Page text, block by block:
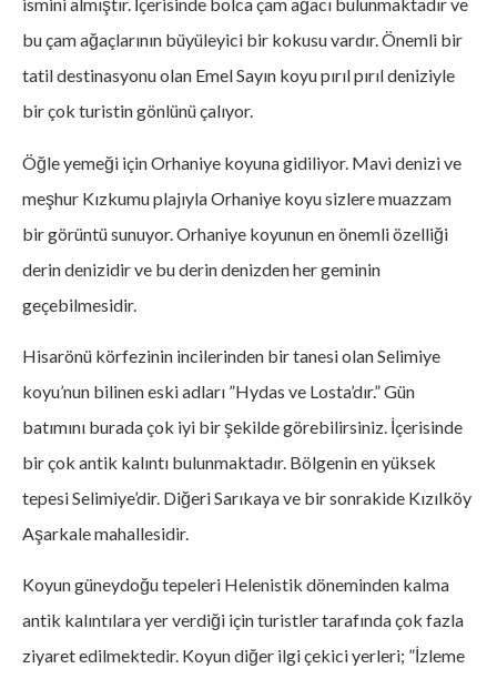
bu çam ağaçlarının büyüleyici bir kokusu vardır. Önemli bir
tatil destinasyonu olan Emel Sayın koyu pırıl pırıl deniziyle
bir çok turistin gönlünü çalıyor.
Öğle yemeği için Orhaniye koyuna gidiliyor. Mavi denizi ve
meşhur Kızkumu plajıyla Orhaniye koyu sizlere muazzam
bir görüntü sunuyor. Orhaniye koyunun en önemli özelliği
derin denizidir ve bu derin denizden her geminin
geçebilmesidir.
Hisarönü körfezinin incilerinden bir tanesi olan Selimiye
koyu’nun bilinen eski adları ”Hydas ve Losta’dır.” Gün
batımını burada çok iyi bir şekilde görebilirsiniz. İçerisinde
bir çok antik kalıntı bulunmaktadır. Bölgenin en yüksek
tepesi Selimiye’dir. Diğeri Sarıkaya ve bir sonrakide Kızılköy
Aşarkale mahallesidir.
Koyun güneydoğu tepeleri Helenistik döneminden kalma
antik kalıntılara yer verdiği için turistler tarafında çok fazla
ziyaret edilmektedir. Koyun diğer ilgi çekici yerleri; ”İzleme